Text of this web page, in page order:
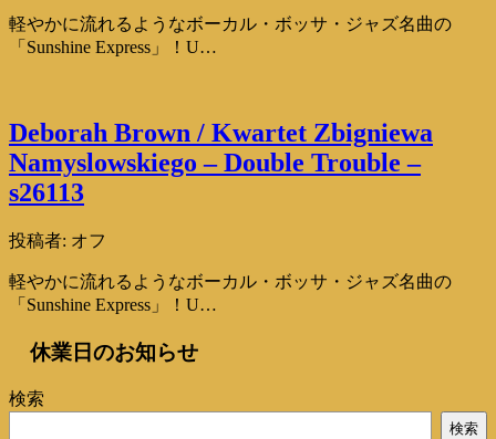
軽やかに流れるようなボーカル・ボッサ・ジャズ名曲の
「Sunshine Express」！U…
Deborah Brown / Kwartet Zbigniewa
Namyslowskiego – Double Trouble –
s26113
投稿者: オフ
軽やかに流れるようなボーカル・ボッサ・ジャズ名曲の
「Sunshine Express」！U…
休業日のお知らせ
検索
検索